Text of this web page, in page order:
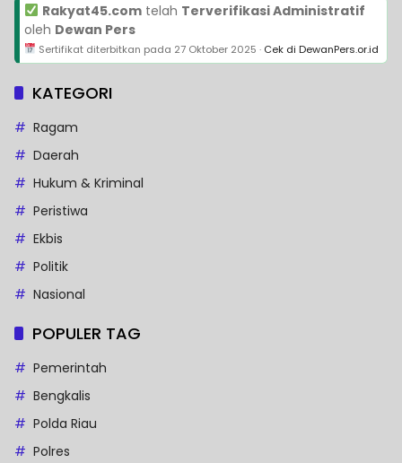
Rakyat45.comtelah Terverifikasi Administratif
oleh Dewan Pers
Sertifikat diterbitkan pada 27 Oktober 2025 · Cek di DewanPers.or.id
KATEGORI
Ragam
Daerah
Hukum & Kriminal
Peristiwa
Ekbis
Politik
Nasional
POPULER TAG
Pemerintah
Bengkalis
Polda Riau
Polres